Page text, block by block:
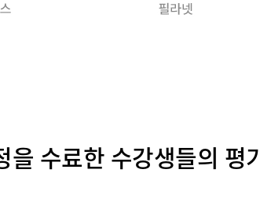
을 수료한 수강생들의 평